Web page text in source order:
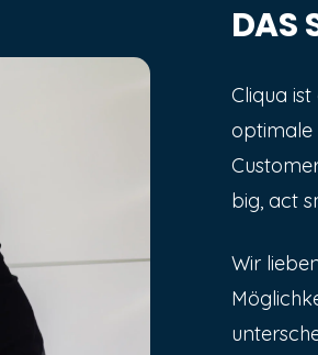
DAS
Cliqua
optimale
big, act
Wir